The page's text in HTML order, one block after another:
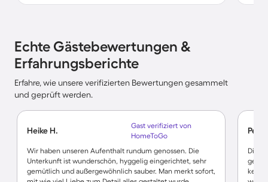
Echte Gästebewertungen &
Erfahrungsberichte
Erfahre, wie unsere verifizierten Bewertungen gesammelt
und geprüft werden.
Heike H.
Gast verifiziert von
HomeToGo
Wir haben unseren Aufenthalt rundum genossen. Die
Unterkunft ist wunderschön, hyggelig eingerichtet, sehr
gemütlich und außergewöhnlich sauber. Man merkt sofort,
Die